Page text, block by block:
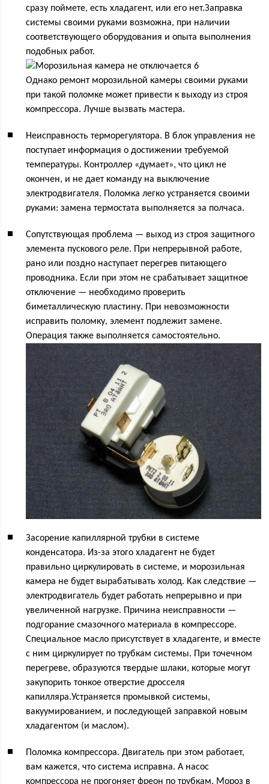
сразу поймете, есть хладагент, или его нет.Заправка
системы своими руками возможна, при наличии
соответствующего оборудования и опыта выполнения
подобных работ.
Однако ремонт морозильной камеры своими руками
при такой поломке может привести к выходу из строя
компрессора. Лучше вызвать мастера.
Неисправность терморегулятора. В блок управления не
поступает информация о достижении требуемой
температуры. Контроллер «думает», что цикл не
окончен, и не дает команду на выключение
электродвигателя. Поломка легко устраняется своими
руками: замена термостата выполняется за полчаса.
Сопутствующая проблема — выход из строя защитного
элемента пускового реле. При непрерывной работе,
рано или поздно наступает перегрев питающего
проводника. Если при этом не срабатывает защитное
отключение — необходимо проверить
биметаллическую пластину. При невозможности
исправить поломку, элемент подлежит замене.
Операция также выполняется самостоятельно.
Засорение капиллярной трубки в системе
конденсатора. Из-за этого хладагент не будет
правильно циркулировать в системе, и морозильная
камера не будет вырабатывать холод. Как следствие —
электродвигатель будет работать непрерывно и при
увеличенной нагрузке. Причина неисправности —
подгорание смазочного материала в компрессоре.
Специальное масло присутствует в хладагенте, и вместе
с ним циркулирует по трубкам системы. При точечном
перегреве, образуются твердые шлаки, которые могут
закупорить тонкое отверстие дросселя
капилляра.Устраняется промывкой системы,
вакуумированием, и последующей заправкой новым
хладагентом (и маслом).
Поломка компрессора. Двигатель при этом работает,
вам кажется, что система исправна. А насос
компрессора не прогоняет фреон по трубкам. Мороз в